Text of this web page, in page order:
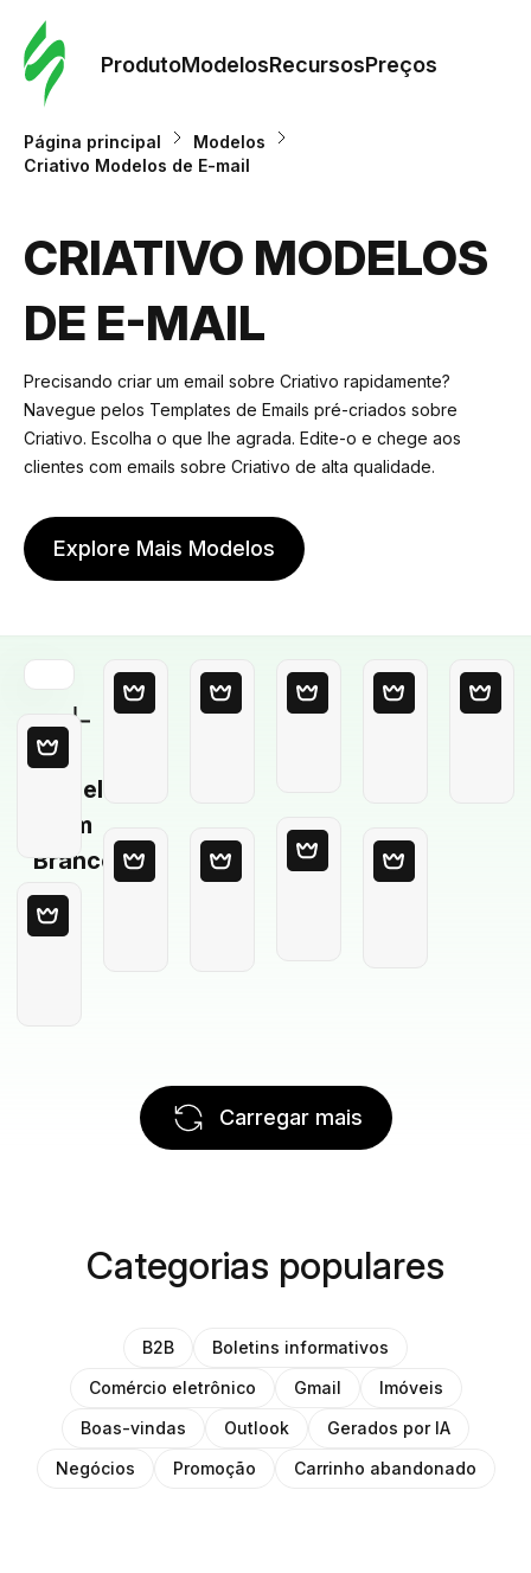
ProdutoModelosRecursosPreços
Página principal
Modelos
Criativo Modelos de E-mail
CRIATIVO MODELOS
DE E-MAIL
Precisando criar um email sobre Criativo rapidamente?
Navegue pelos Templates de Emails pré-criados sobre
Criativo. Escolha o que lhe agrada. Edite-o e chege aos
clientes com emails sobre Criativo de alta qualidade.
Explore Mais Modelos
Modelo
em
Branco
Carregar mais
Categorias populares
B2B
Boletins informativos
Comércio eletrônico
Gmail
Imóveis
Boas-vindas
Outlook
Gerados por IA
Negócios
Promoção Carrinho abandonado